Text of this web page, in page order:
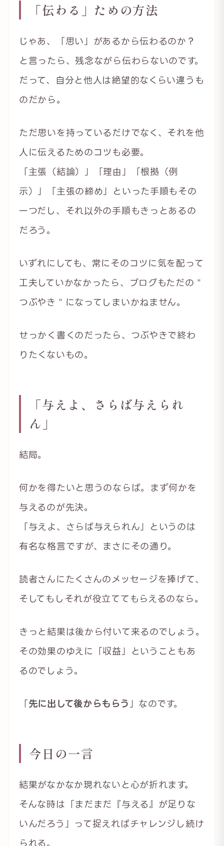
「伝わる」ための方法
じゃあ、「思い」があるから伝わるのか？
と言ったら、残念ながら伝わらないのです。
だって、自分と他人は絶望的なくらい違うも
のだから。
ただ思いを持っているだけでなく、それを他
人に伝えるためのコツも必要。
「主張（結論）」「理由」「根拠（例
示）」「主張の締め」といった手順もその
一つだし、それ以外の手順もきっとあるの
だろう。
いずれにしても、常にそのコツに気を配って
工夫していかなかったら、ブログもただの＂
つぶやき＂になってしまいかねません。
せっかく書くのだったら、つぶやきで終わ
りたくないもの。
「与えよ、さらば与えられ
ん」
結局。
何かを得たいと思うのならば。まず何かを
与えるのが先決。
「与えよ、さらば与えられん」というのは
有名な格言ですが、まさにその通り。
読者さんにたくさんのメッセージを捧げて、
そしてもしそれが役立ててもらえるのなら。
きっと結果は後から付いて来るのでしょう。
その効果のゆえに「収益」ということもあ
るのでしょう。
「先に出して後からもらう 」なのです。
今日の一言
結果がなかなか現れないと心が折れます。
そんな時は「まだまだ『与える』が足りな
いんだろう」って捉えればチャレンジし続け
られる。